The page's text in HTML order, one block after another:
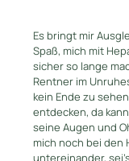
Es bringt mir
Spaß, mich mit
sicher so lange
Rentner im
kein Ende zu
entdecken, da
seine Augen und
mich noch bei den
untereinander,